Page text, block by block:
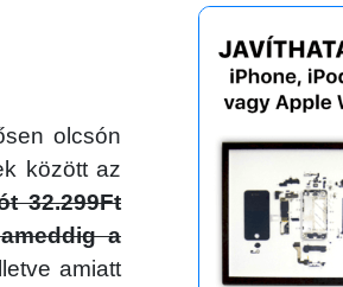
olcsón
között az
32.299Ft
a
amiatt